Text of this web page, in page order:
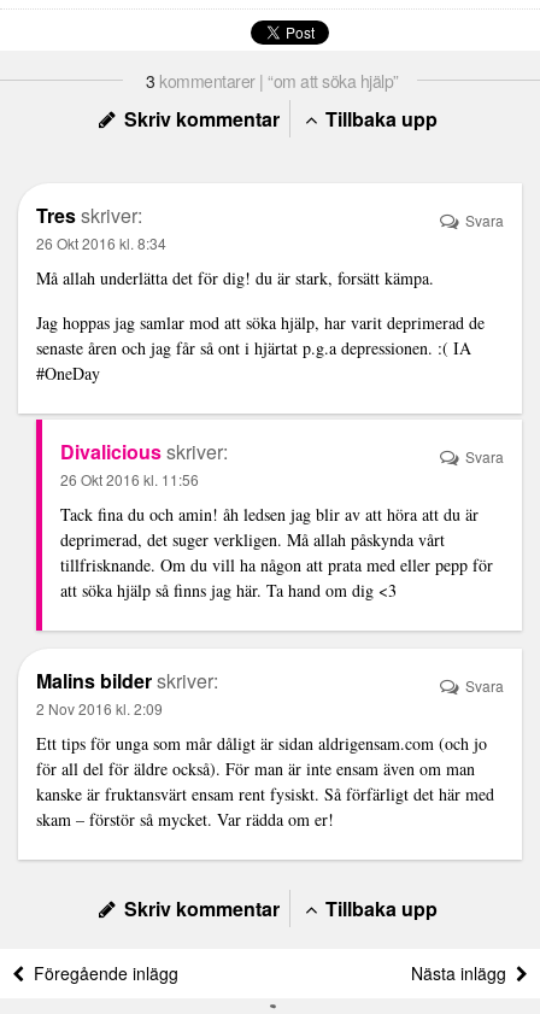
3 kommentarer | “om att söka hjälp”
Skriv kommentar Tillbaka upp
Tresskriver:
26 Okt 2016 kl. 8:34
Må allah underlätta det för dig! du är stark, forsätt kämpa.
Jag hoppas jag samlar mod att söka hjälp, har varit deprimerad de
senaste åren och jag får så ont i hjärtat p.g.a depressionen. :( IA
#OneDay
Svara
Divaliciousskriver:
26 Okt 2016 kl. 11:56
Tack fina du och amin! åh ledsen jag blir av att höra att du är
deprimerad, det suger verkligen. Må allah påskynda vårt
tillfrisknande. Om du vill ha någon att prata med eller pepp för
att söka hjälp så finns jag här. Ta hand om dig <3
Svara
Malins bilderskriver:
2 Nov 2016 kl. 2:09
Ett tips för unga som mår dåligt är sidan aldrigensam.com (och jo
för all del för äldre också). För man är inte ensam även om man
kanske är fruktansvärt ensam rent fysiskt. Så förfärligt det här med
skam – förstör så mycket. Var rädda om er!
Svara
Skriv kommentar Tillbaka upp
Föregående inlägg Nästa inlägg